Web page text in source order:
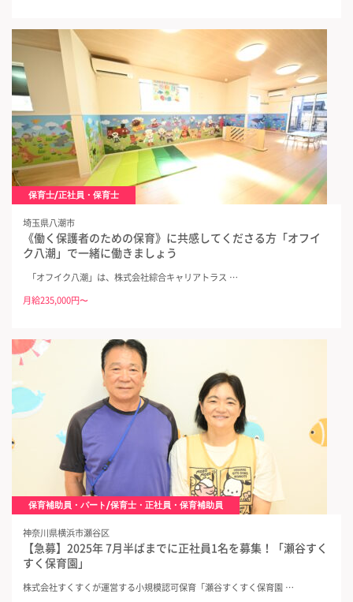
保育士/正社員・保育士
埼玉県八潮市
《働く保護者のための保育》に共感してくださる方「オフイ
ク八潮」で一緒に働きましょう
「オフイク八潮」は、株式会社綜合キャリアトラス …
月給235,000円〜
保育補助員・パート/保育士・正社員・保育補助員
神奈川県横浜市瀬谷区
【急募】2025年 7月半ばまでに正社員1名を募集！「瀬谷すく
すく保育園」
株式会社すくすくが運営する小規模認可保育「瀬谷すくすく保育園 …